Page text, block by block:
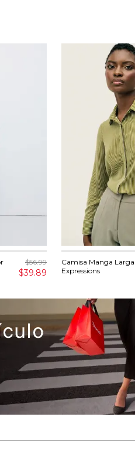
$56.99
$39.89
Camisa Manga
Expressions